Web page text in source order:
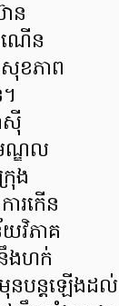
ន
ណើន
ខភាព
ស៊ី
ណ្ឌល
ង
ារកើន
វិភាគ
ងហក់
បន្តឡើងដ